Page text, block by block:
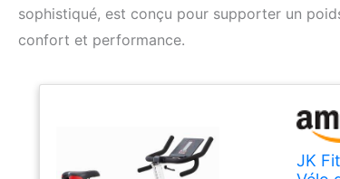
sophistiqué, est conçu pour supporter un
confort et performance.
JK